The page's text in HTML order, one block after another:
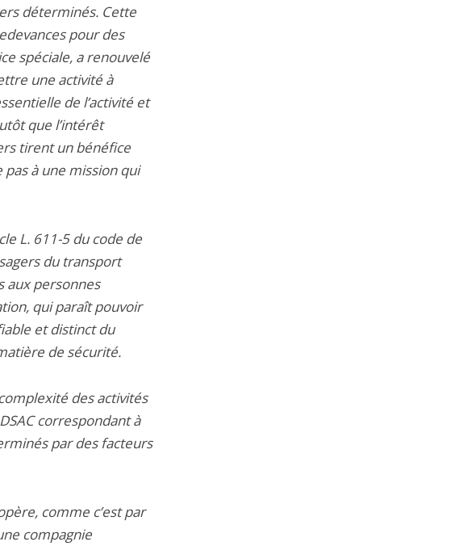
déterminés. Cette
pour des
spéciale, a renouvelé
une activité à
de l’activité et
que l’intérêt
tirent un bénéfice
à une mission qui
L. 611-5 du code de
du transport
aux personnes
qui paraît pouvoir
et distinct du
de sécurité.
des activités
correspondant à
par des facteurs
comme c’est par
compagnie